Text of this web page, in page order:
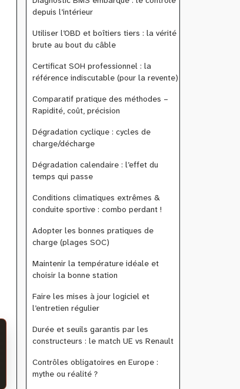
depuis l’intérieur
Utiliser l’OBD et boîtiers tiers : la vérité
brute au bout du câble
Certificat SOH professionnel : la
référence indiscutable (pour la revente)
Comparatif pratique des méthodes –
Rapidité, coût, précision
Dégradation cyclique : cycles de
charge/décharge
Dégradation calendaire : l’effet du
temps qui passe
Conditions climatiques extrêmes &
conduite sportive : combo perdant !
Adopter les bonnes pratiques de
charge (plages SOC)
Maintenir la température idéale et
choisir la bonne station
Faire les mises à jour logiciel et
l’entretien régulier
Durée et seuils garantis par les
constructeurs : le match UE vs Renault
Contrôles obligatoires en Europe :
mythe ou réalité ?